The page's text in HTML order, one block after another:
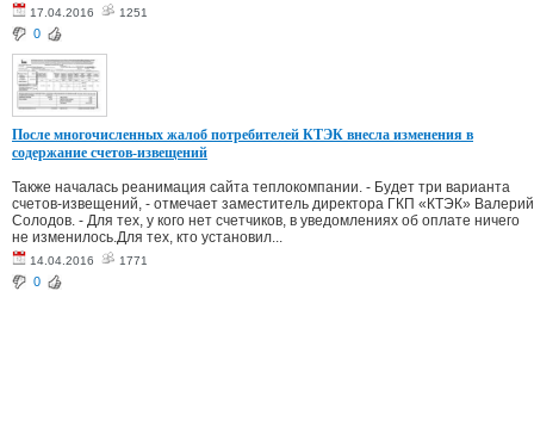
17.04.2016 1251
0
После многочисленных жалоб потребителей КТЭК внесла изменения в
содержание счетов-извещений
Также началась реанимация сайта теплокомпании. - Будет три варианта
счетов-извещений, - отмечает заместитель директора ГКП «КТЭК» Валерий
Солодов. - Для тех, у кого нет счетчиков, в уведомлениях об оплате ничего
не изменилось.Для тех, кто установил...
14.04.2016 1771
0